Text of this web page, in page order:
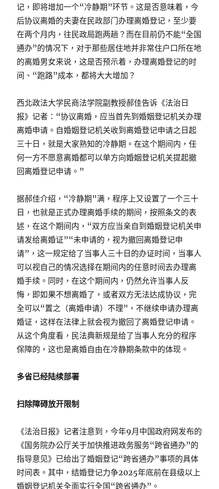
记，即将增加一个“冷静期”环节。这是否意味着，今
后协议离婚的夫妻在民政部门办理离婚登记，至少要
在两个月内，往民政局跑两趟？而在目前仍不能“全国
通办”的情况下，对于那些居住地并非常住户口所在地
的离婚男女来说，这是否预示着，办理离婚登记的时
间、“跑路”成本，都将大大增加？
西北政法大学民商法学院副教授郝佳告诉《法治日
报》记者：“协议离婚，应当首先到婚姻登记机关办理
离婚申请。自婚姻登记机关收到离婚登记申请之日起
三十日，就是大家熟知的冷静期。在这个期间内，任
何一方不愿意离婚都可以单方向婚姻登记机关提起撤
回离婚登记申请。”
据郝佳介绍，“冷静期”满，程序上又设置了一个三十
日，也就是正式办理离婚手续的期间，按照条文的表
述，在这个期间内，“双方应当亲自到婚姻登记机关申
请发给离婚证”“未申请的，视为撤回离婚登记申
请”，这一规定给了当事人三十日的办证时间，当事人
可以视自己的情况选择在期间内的任意时间去办理离
婚手续。同时，在这个期间内，仍然允许当事人反
悔，即如果不想离婚了，或者双方无法达成协议，完
全可以“置之（离婚申请）不理”，不继续申请办理离
婚证，这样在法律上就会视为撤回了离婚登记申请。
从这个角度看，民法典新规是给了当事人充分的程序
保障的，这也是离婚自由在冷静期条款中的体现。
多省已经陆续部署
扫除障碍放开限制
《法治日报》记者注意到，今年9月中国政府网发布的
《国务院办公厅关于加快推进政务服务“跨省通办”的
指导意见》已给出了婚姻登记“跨省通办”事项的具体
时间表。其中，结婚登记力争2025年底前在县级以上
婚姻登记机关全面实行全国“跨省通办”。